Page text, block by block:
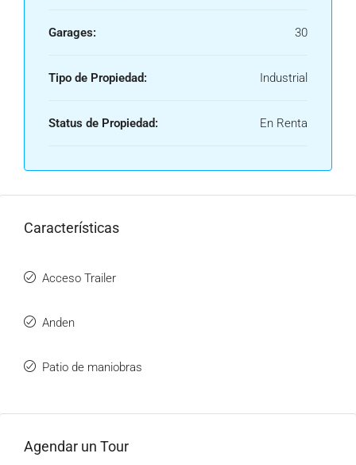
Garages: 30
Tipo de Propiedad: Industrial
Status de Propiedad: En Renta
Características
Acceso Trailer
Anden
Patio de maniobras
Agendar un Tour